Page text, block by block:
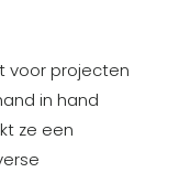
voor projecten
in hand
ze een